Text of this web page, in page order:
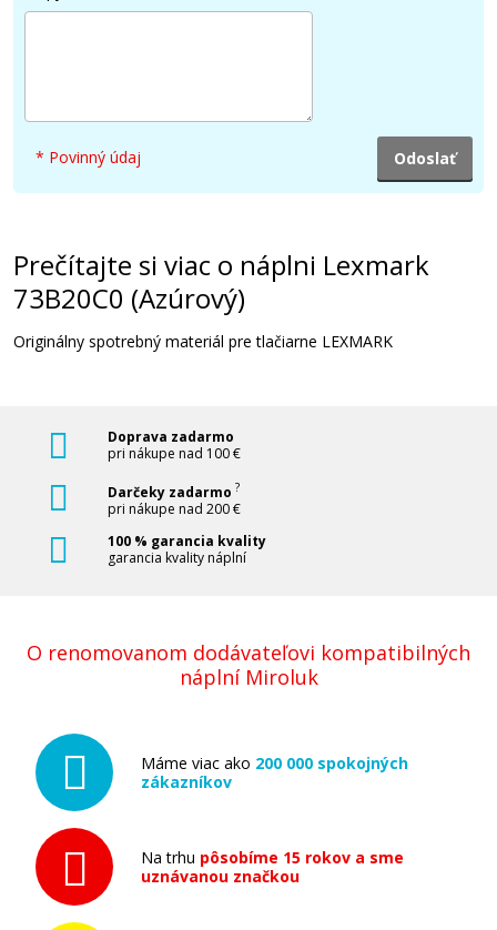
* Povinný údaj
Prečítajte si viac o náplni Lexmark
73B20C0 (Azúrový)
Originálny spotrebný materiál pre tlačiarne LEXMARK
Doprava zadarmo
pri nákupe nad 100 €
Darčeky zadarmo ?
pri nákupe nad 200 €
100 % garancia kvality
garancia kvality náplní
O renomovanom dodávateľovi kompatibilných
náplní Miroluk
Máme viac ako 200 000 spokojných
zákazníkov
Na trhu pôsobíme 15 rokov a sme
uznávanou značkou